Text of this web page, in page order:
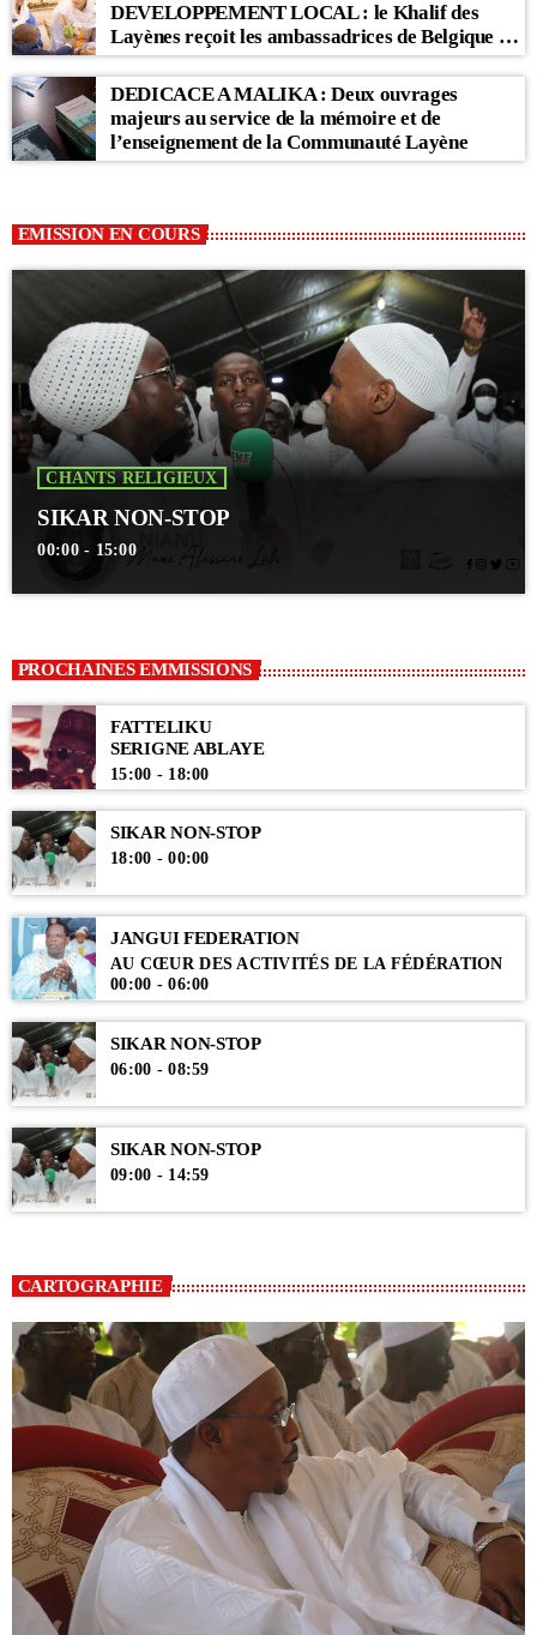
DEVELOPPEMENT LOCAL : le Khalif des
Layènes reçoit les ambassadrices de Belgique et
des Pays-Bas
DEDICACE A MALIKA : Deux ouvrages
majeurs au service de la mémoire et de
l’enseignement de la Communauté Layène
EMISSION EN COURS
CHANTS RELIGIEUX
SIKAR NON-STOP
00:00 - 15:00
PROCHAINES EMMISSIONS
FATTELIKU
SERIGNE ABLAYE
15:00 - 18:00
SIKAR NON-STOP
18:00 - 00:00
JANGUI FEDERATION
AU CŒUR DES ACTIVITÉS DE LA FÉDÉRATION
00:00 - 06:00
SIKAR NON-STOP
06:00 - 08:59
SIKAR NON-STOP
09:00 - 14:59
CARTOGRAPHIE